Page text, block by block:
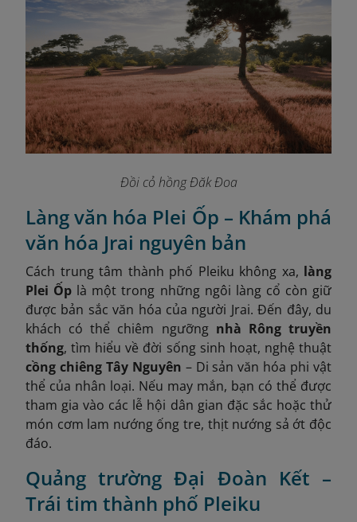
Đồi cỏ hồng Đăk Đoa
Làng văn hóa Plei Ốp – Khám phá
văn hóa Jrai nguyên bản
Cách trung tâm thành phố Pleiku không xa, làng
Plei Ốp là một trong những ngôi làng cổ còn giữ
được bản sắc văn hóa của người Jrai. Đến đây, du
khách có thể chiêm ngưỡng nhà Rông truyền
thống, tìm hiểu về đời sống sinh hoạt, nghệ thuật
cồng chiêng Tây Nguyên – Di sản văn hóa phi vật
thể của nhân loại. Nếu may mắn, bạn có thể được
tham gia vào các lễ hội dân gian đặc sắc hoặc thử
món cơm lam nướng ống tre, thịt nướng sả ớt độc
đáo.
Quảng trường Đại Đoàn Kết –
Trái tim thành phố Pleiku